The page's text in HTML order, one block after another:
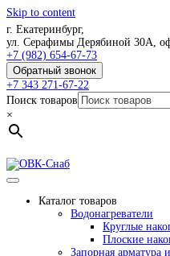
Skip to content
г. Екатеринбург,
ул. Серафимы Дерябиной 30А,
+7 (982) 654-67-73
Обратный звонок
+7 343 271-67-22
Поиск товаров
×
Каталог товаров
Водонагреватели
Круглые
Плоские
Запорная арматура